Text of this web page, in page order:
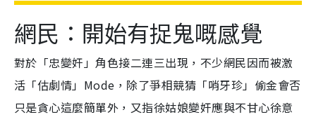
網民：開始有捉鬼嘅感覺
對於「忠變奸」角色接二連三出現，不少網民因而被激
活「估劇情」Mode，除了爭相競猜「哨牙珍」偷金會否
只是貪心這麼簡單外，又指徐姑娘變奸應與不甘心徐意